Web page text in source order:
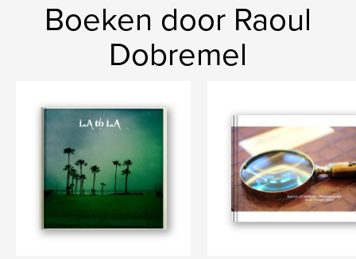
Boeken door Raoul
Dobremel